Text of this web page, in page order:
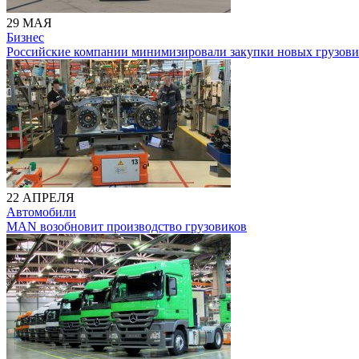
29 МАЯ
Бизнес
Российские компании минимизировали закупки новых
22 АПРЕЛЯ
Автомобили
MAN возобновит производство грузовиков